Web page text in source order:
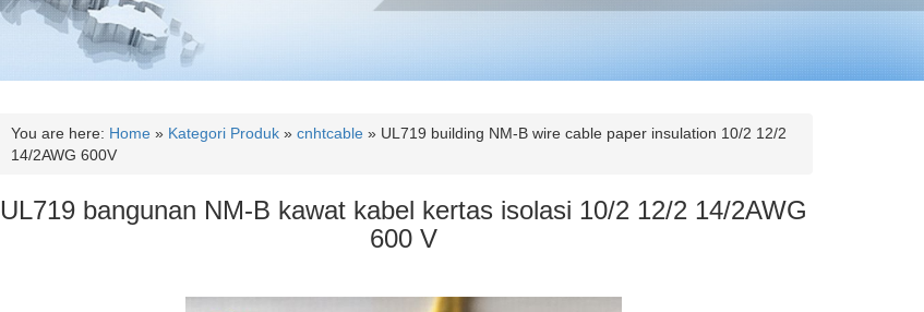
You are here: Home » Kategori Produk » cnhtcable » UL719 building NM-B wire cable paper insulation 10/2 12/2
14/2AWG 600V
UL719 bangunan NM-B kawat kabel kertas isolasi 10/2 12/2 14/2AWG
600 V